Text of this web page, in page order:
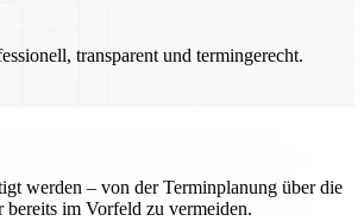
transparent und termingerecht.
werden – von der Terminplanung über die
im Vorfeld zu vermeiden.